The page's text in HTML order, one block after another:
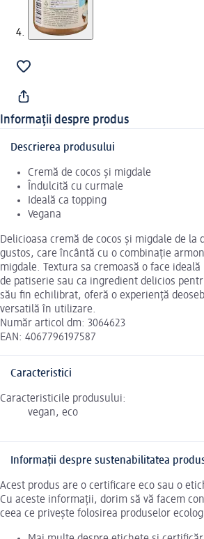
Informații despre produs
Descrierea produsului
Cremă de cocos și migdale
Îndulcită cu curmale
Ideală ca topping
Vegana
Delicioasa cremă de cocos și migdale de
gustos, care încântă cu o combinație
migdale. Textura sa cremoasă o face
de patiserie sau ca ingredient delicios
său fin echilibrat, oferă o experiență
versatilă în utilizare.
Număr articol dm: 3064623
EAN: 4067796197587
Caracteristici
Caracteristicile produsului:
vegan, eco
Informații despre sustenabilitatea
Acest produs are o certificare eco sau o
Cu aceste informații, dorim să vă facem
ceea ce privește folosirea produselor